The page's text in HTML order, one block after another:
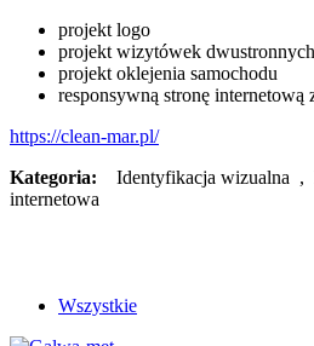
projekt logo
projekt wizytówek dwustronnych
projekt oklejenia samochodu
responsywną stronę internetową
https://clean-mar.pl/
Kategoria: Identyfikacja wizualna ,
internetowa
Wszystkie